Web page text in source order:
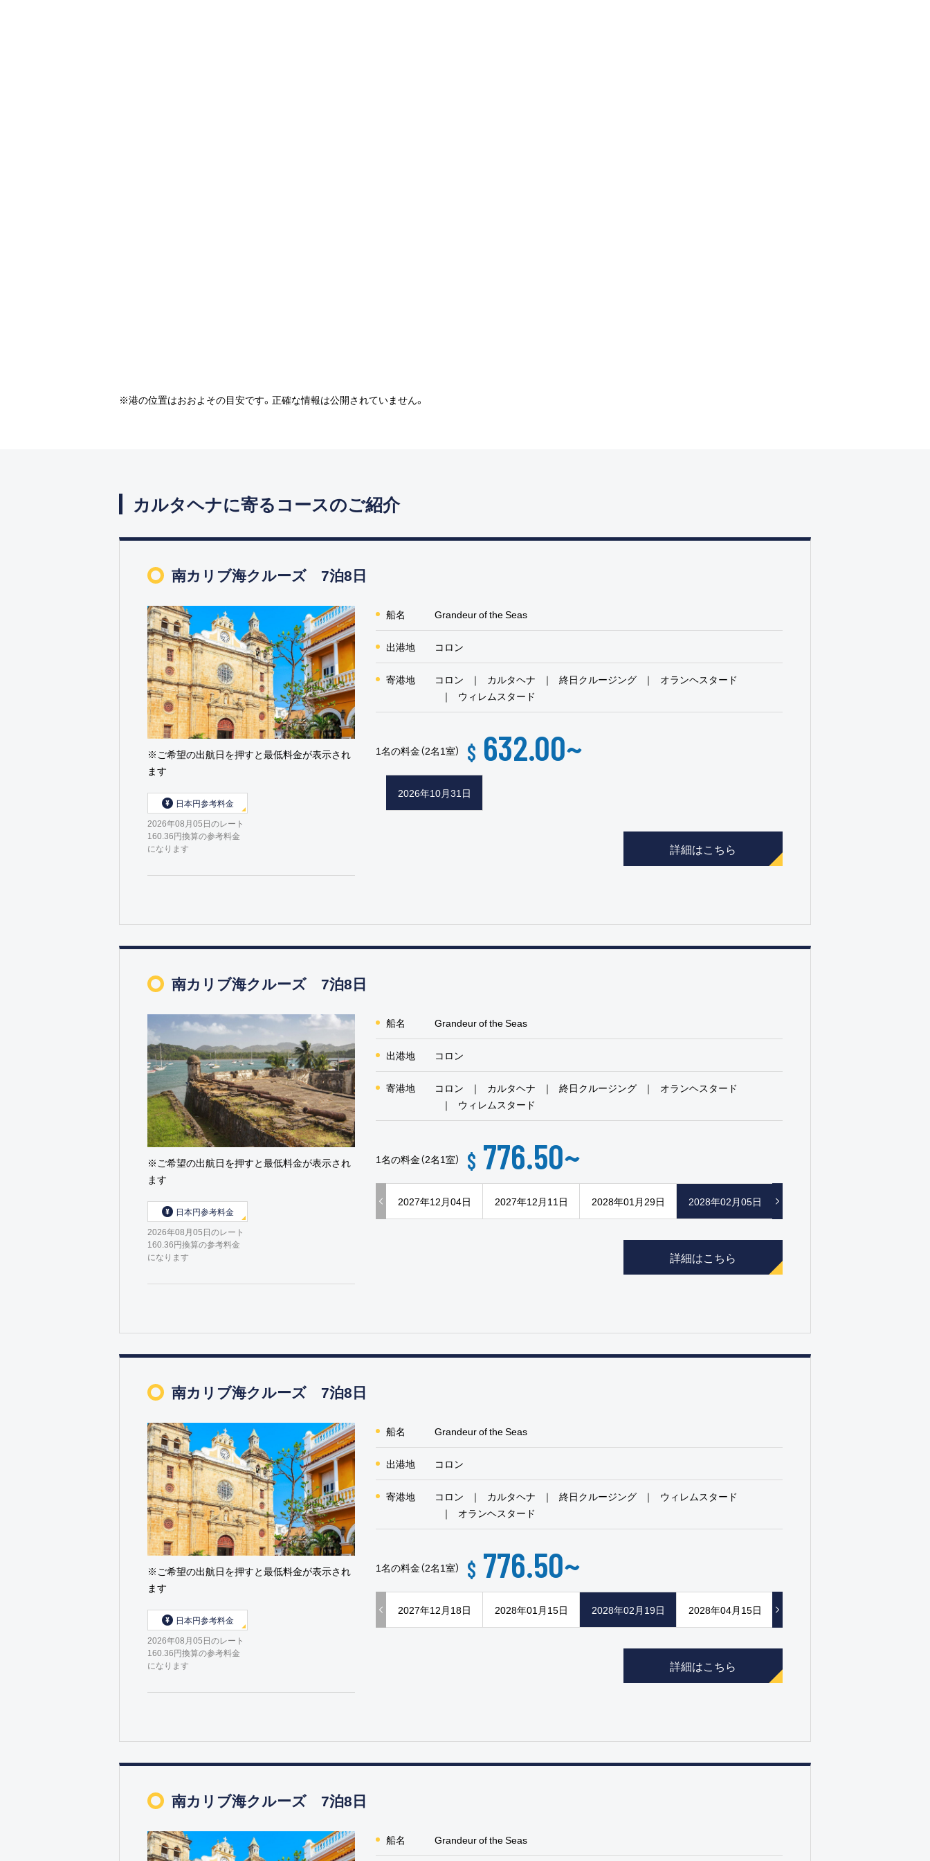
※港の位置はおおよその目安です。正確な情報は公開されていません。
カルタヘナに寄るコースのご紹介
南カリブ海クルーズ 7泊8日
船名 Grandeur of the Seas
出港地 コロン
寄港地 コロン カルタヘナ 終日クルージング
オランヘスタード
ウィレムスタード
1名の料金（2名1室） $ 632.00~
2026年10月31日
詳細はこちら
※ご希望の出航日を押すと最低料金が表示され
ます
日本円参考料金
2026年08月05日のレート
160.36円換算の参考料金
になります
南カリブ海クルーズ 7泊8日
船名 Grandeur of the Seas
出港地 コロン
寄港地 コロン カルタヘナ 終日クルージング
オランヘスタード
ウィレムスタード
1名の料金（2名1室） $ 776.50~
2027年12月04日 2027年12月11日 2028年01月29日 2028年02月05日
詳細はこちら
※ご希望の出航日を押すと最低料金が表示され
ます
日本円参考料金
2026年08月05日のレート
160.36円換算の参考料金
になります
南カリブ海クルーズ 7泊8日
船名 Grandeur of the Seas
出港地 コロン
寄港地 コロン カルタヘナ 終日クルージング
ウィレムスタード
オランヘスタード
1名の料金（2名1室） $ 776.50~
2027年12月18日 2028年01月15日 2028年02月19日 2028年04月15日
詳細はこちら
※ご希望の出航日を押すと最低料金が表示され
ます
日本円参考料金
2026年08月05日のレート
160.36円換算の参考料金
になります
南カリブ海クルーズ 7泊8日
船名 Grandeur of the Seas